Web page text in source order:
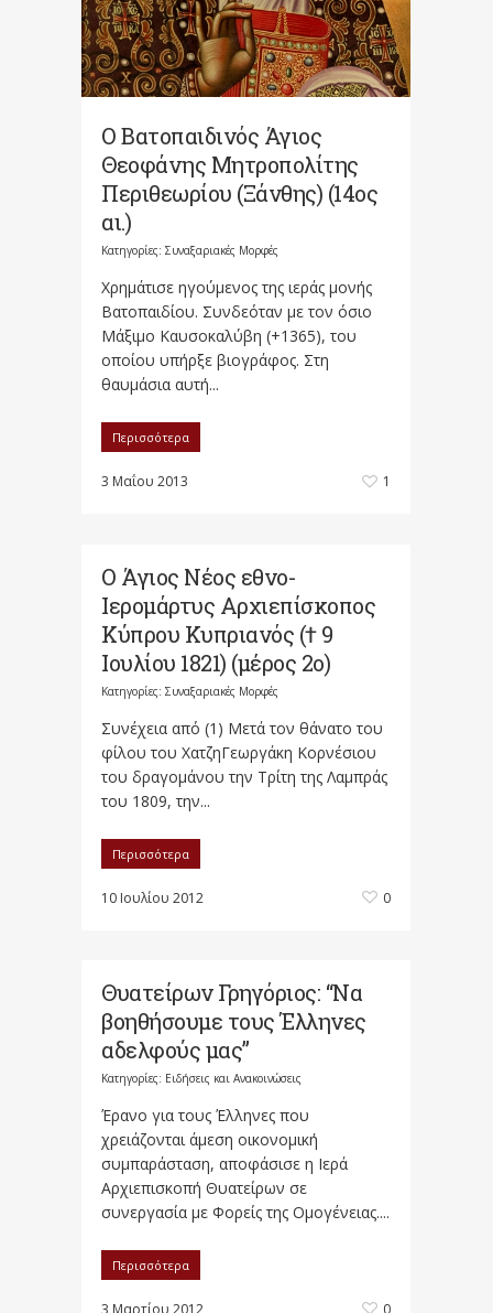
Ο Βατοπαιδινός Άγιος
Θεοφάνης Μητροπολίτης
Περιθεωρίου (Ξάνθης) (14ος
αι.)
Κατηγορίες: Συναξαριακές Μορφές
Χρημάτισε ηγούμενος της ιεράς μονής
Βατοπαιδίου. Συνδεόταν με τον όσιο
Μάξιμο Καυσοκαλύβη (+1365), του
οποίου υπήρξε βιογράφος. Στη
θαυμάσια αυτή...
Περισσότερα
3 Μαΐου 2013 1
Ο Άγιος Νέος εθνο-
Ιερομάρτυς Αρχιεπίσκοπος
Κύπρου Κυπριανός († 9
Ιουλίου 1821) (μέρος 2ο)
Κατηγορίες: Συναξαριακές Μορφές
Συνέχεια από (1) Μετά τον θάνατο του
φίλου του ΧατζηΓεωργάκη Κορνέσιου
του δραγομάνου την Τρίτη της Λαμπράς
του 1809, την...
Περισσότερα
10 Ιουλίου 2012 0
Θυατείρων Γρηγόριος: “Να
βοηθήσουμε τους Έλληνες
αδελφούς μας”
Κατηγορίες: Ειδήσεις και Ανακοινώσεις
Έρανο για τους Έλληνες που
χρειάζονται άμεση οικονομική
συμπαράσταση, αποφάσισε η Ιερά
Αρχιεπισκοπή Θυατείρων σε
συνεργασία με Φορείς της Ομογένειας....
Περισσότερα
3 Μαρτίου 2012 0